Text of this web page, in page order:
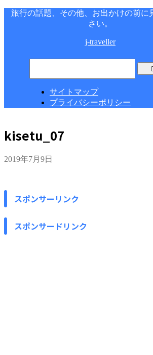
旅行の話題、その他、お出かけの前に
さい。
j-traveller
サイトマップ
プライバシーポリシー
kisetu_07
2019年7月9日
スポンサーリンク
スポンサードリンク